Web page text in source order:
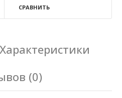
СРАВНИТЬ
Характеристики
(0)